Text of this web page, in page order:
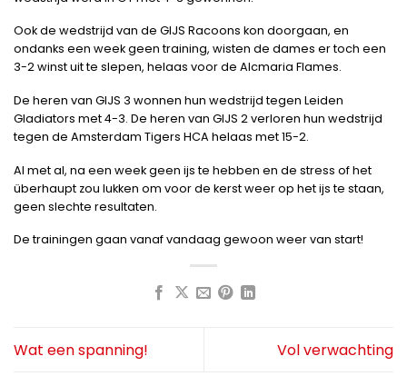
Ook de wedstrijd van de GIJS Racoons kon doorgaan, en
ondanks een week geen training, wisten de dames er toch een
3-2 winst uit te slepen, helaas voor de Alcmaria Flames.
De heren van GIJS 3 wonnen hun wedstrijd tegen Leiden
Gladiators met 4-3. De heren van GIJS 2 verloren hun wedstrijd
tegen de Amsterdam Tigers HCA helaas met 15-2.
Al met al, na een week geen ijs te hebben en de stress of het
überhaupt zou lukken om voor de kerst weer op het ijs te staan,
geen slechte resultaten.
De trainingen gaan vanaf vandaag gewoon weer van start!
Wat een spanning! Vol verwachting